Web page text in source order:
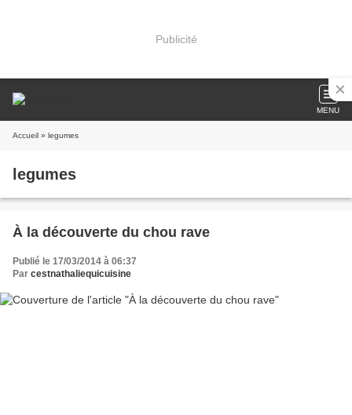
Publicité
MENU
Accueil » legumes
legumes
À la découverte du chou rave
Publié le 17/03/2014 à 06:37
Par cestnathaliequicuisine